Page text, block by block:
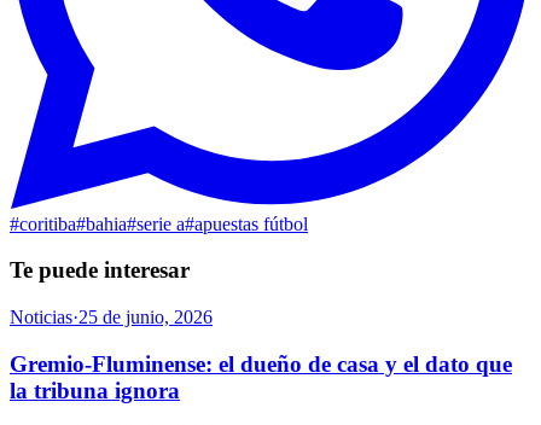
#coritiba#bahia#serie a#apuestas fútbol
Te puede interesar
Noticias·25 de junio, 2026
Gremio-Fluminense: el dueño de casa y el dato que
la tribuna ignora